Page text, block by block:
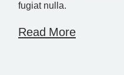
fugiat nulla.
Read More